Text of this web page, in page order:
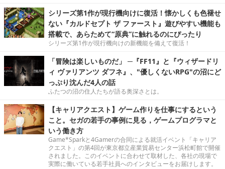
シリーズ第1作が現行機向けに復活！懐かしくも色褪せ
ない『カルドセプト ザ ファースト』遊びやすい機能も
搭載で、あらためて“原典”に触れるのにぴったり
シリーズ第1作が現行機向けの新機能を備えて復活！
「冒険は楽しいものだ」 ─『FF11』と『ウィザードリ
ィ ヴァリアンツ ダフネ』、"優しくないRPG"の沼にど
っぷり沈んだ4人の話
ふたつの沼の住人たちが語る奥深さとは。
【キャリアクエスト】ゲーム作りを仕事にするという
こと。セガの若手の事例に見る，ゲームプログラマと
いう働き方
Game*Sparkと4Gamerの合同による就活イベント「キャリア
クエスト」の第4回が東京都立産業貿易センター浜松町館で開催
されました。このイベントに合わせて取材した、各社の現場で
実際に働いている若手社員へのインタビューをお届けします。